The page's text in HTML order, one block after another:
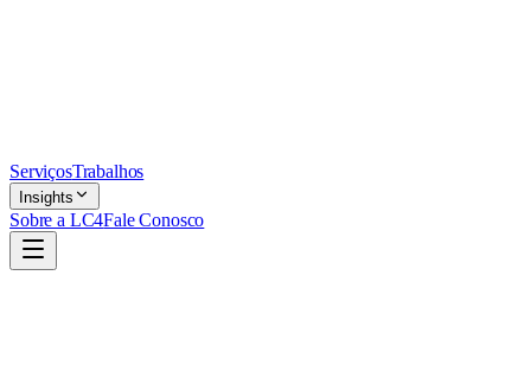
ServiçosTrabalhos
Insights
Sobre a LC4Fale Conosco